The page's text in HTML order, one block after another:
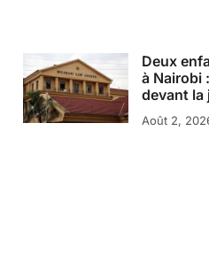
Deux
à Nairobi
devant la
Août 2,